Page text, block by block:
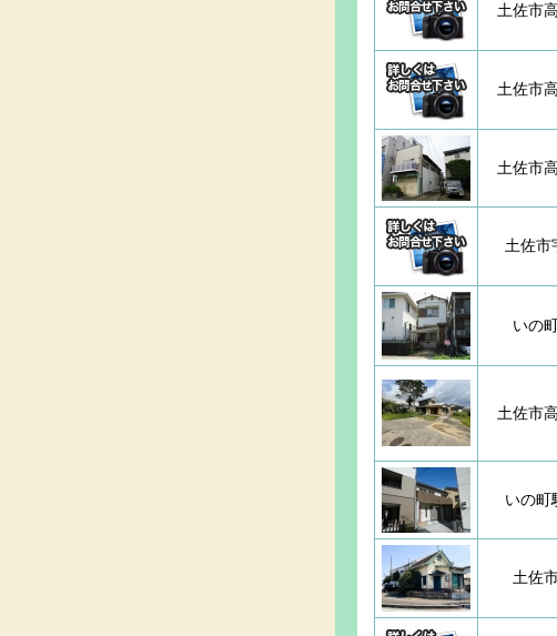
土佐市
土佐市
土佐市
土佐市
いの
土佐市
いの町
土佐